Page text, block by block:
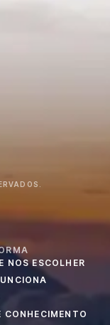
NOS ESCOLHER
CONHECIMENTO